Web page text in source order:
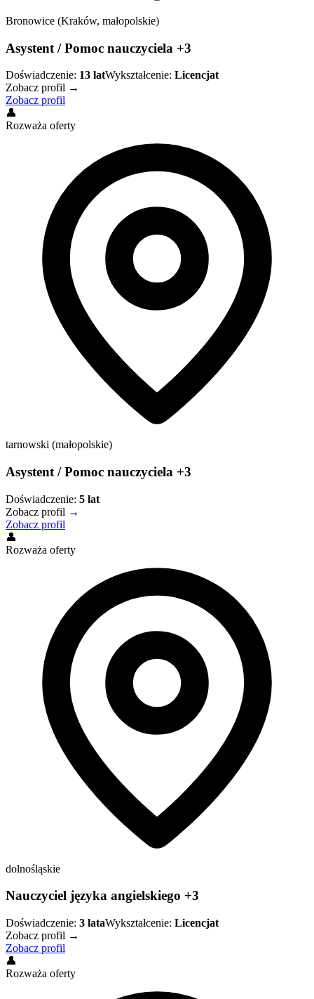
Bronowice (Kraków, małopolskie)
Asystent / Pomoc nauczyciela +3
Doświadczenie: 13 latWykształcenie: Licencjat
Zobacz profil →
Zobacz profil
👤
Rozważa oferty
tarnowski (małopolskie)
Asystent / Pomoc nauczyciela +3
Doświadczenie: 5 lat
Zobacz profil →
Zobacz profil
👤
Rozważa oferty
dolnośląskie
Nauczyciel języka angielskiego +3
Doświadczenie: 3 lataWykształcenie: Licencjat
Zobacz profil →
Zobacz profil
👤
Rozważa oferty